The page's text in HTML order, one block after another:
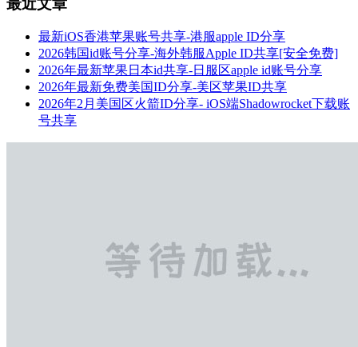
最新iOS香港苹果账号共享-港服apple ID分享
2026韩国id账号分享-海外韩服Apple ID共享[安全免费]
2026年最新苹果日本id共享-日服区apple id账号分享
2026年最新免费美国ID分享-美区苹果ID共享
2026年2月美国区火箭ID分享- iOS端Shadowrocket下载账
号共享